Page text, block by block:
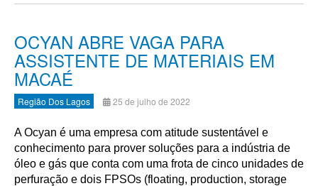
OCYAN ABRE VAGA PARA
ASSISTENTE DE MATERIAIS EM
MACAÉ
Região Dos Lagos 25 de julho de 2022
A Ocyan é uma empresa com atitude sustentável e
conhecimento para prover soluções para a indústria de
óleo e gás que conta com uma frota de cinco unidades de
perfuração e dois FPSOs (floating, production, storage